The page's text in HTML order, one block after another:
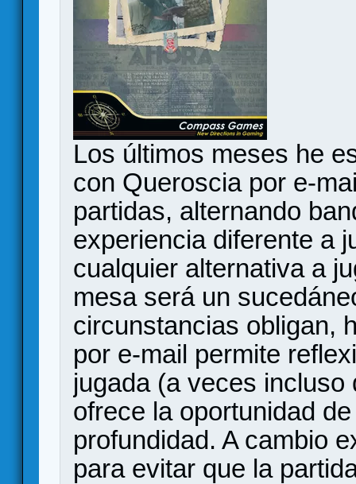
Los últimos meses he
con Queroscia por e-
partidas, alternando
experiencia diferente a
cualquier alternativa a
mesa será un
circunstancias obligan,
por e-mail permite
jugada (a veces
ofrece la oportunidad
profundidad. A cambio
para evitar que la